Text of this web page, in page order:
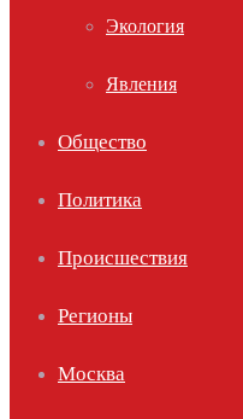
Экология
Явления
Общество
Политика
Происшествия
Регионы
Москва